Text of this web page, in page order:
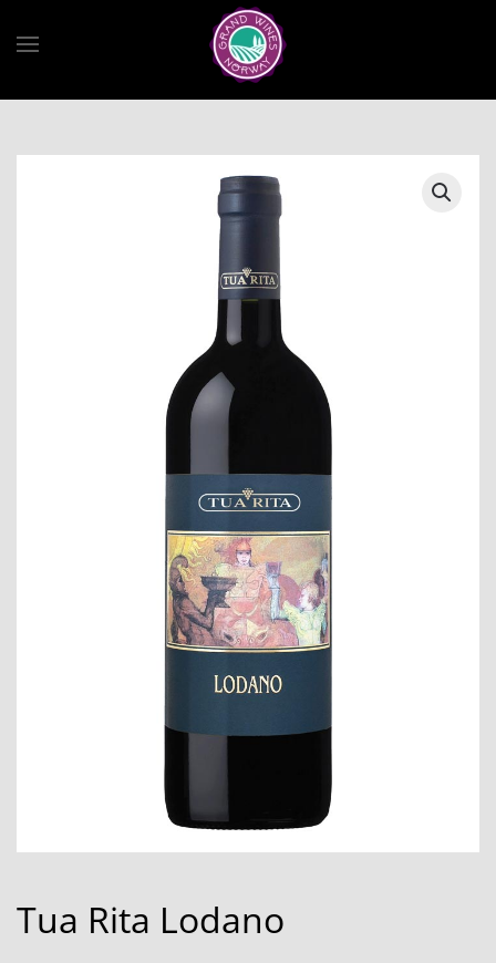
Skip to main content
Tua Rita Lodano